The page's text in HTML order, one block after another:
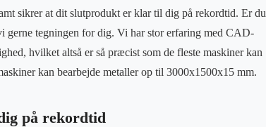
sikrer at dit slutprodukt er klar til dig på rekordtid. Er du
tegningen for dig. Vi har stor erfaring med CAD-
hvilket altså er så præcist som de fleste maskiner kan
kan bearbejde metaller op til 3000x1500x15 mm.
på rekordtid